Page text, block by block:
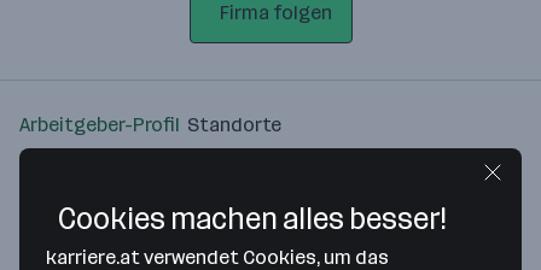
Firma folgen
Arbeitgeber-Profil Standorte
Cookies machen alles besser!
karriere.at verwendet Cookies, um das